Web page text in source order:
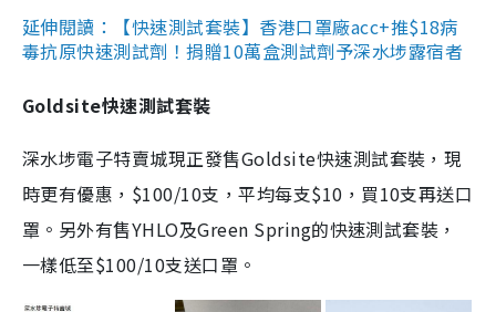
延伸閱讀：【快速測試套裝】香港口罩廠acc+推$18病
毒抗原快速測試劑！捐贈10萬盒測試劑予深水埗露宿者
Goldsite快速測試套裝
深水埗電子特賣城現正發售Goldsite快速測試套裝，現
時更有優惠，$100/10支，平均每支$10，買10支再送口
罩。另外有售YHLO及Green Spring的快速測試套裝，
一樣低至$100/10支送口罩。